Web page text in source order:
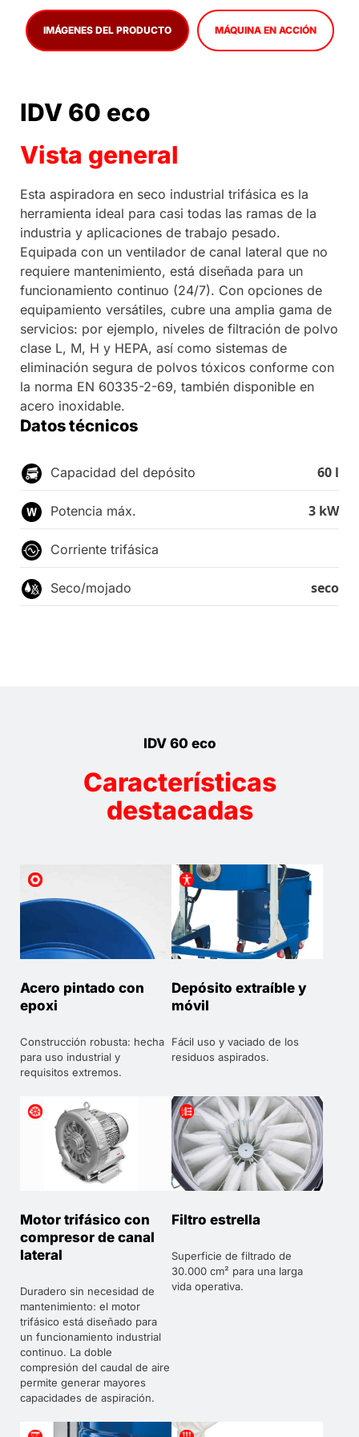
IMÁGENES DEL PRODUCTO MÁQUINA EN ACCIÓN
IDV 60 eco
Vista general
Esta aspiradora en seco industrial trifásica es la
herramienta ideal para casi todas las ramas de la
industria y aplicaciones de trabajo pesado.
Equipada con un ventilador de canal lateral que no
requiere mantenimiento, está diseñada para un
funcionamiento continuo (24/7). Con opciones de
equipamiento versátiles, cubre una amplia gama de
servicios: por ejemplo, niveles de filtración de polvo
clase L, M, H y HEPA, así como sistemas de
eliminación segura de polvos tóxicos conforme con
la norma EN 60335-2-69, también disponible en
acero inoxidable.
Datos técnicos
Capacidad del depósito 60 l
Potencia máx. 3 kW
Corriente trifásica
Seco/mojado seco
IDV 60 eco
Características
destacadas
Acero pintado con
epoxi
Construcción robusta: hecha
para uso industrial y
requisitos extremos.
Depósito extraíble y
móvil
Fácil uso y vaciado de los
residuos aspirados.
Motor trifásico con
compresor de canal
lateral
Duradero sin necesidad de
mantenimiento: el motor
trifásico está diseñado para
un funcionamiento industrial
continuo. La doble
compresión del caudal de aire
permite generar mayores
capacidades de aspiración.
Filtro estrella
Superficie de filtrado de
30.000 cm² para una larga
vida operativa.